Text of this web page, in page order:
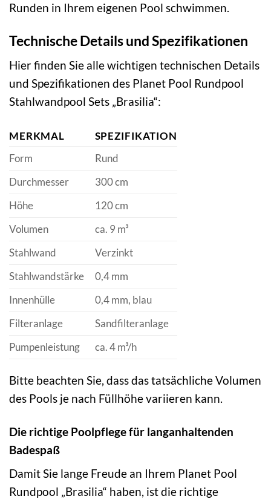
Runden in Ihrem eigenen Pool schwimmen.
Technische Details und Spezifikationen
Hier finden Sie alle wichtigen technischen Details
und Spezifikationen des Planet Pool Rundpool
Stahlwandpool Sets „Brasilia“:
MERKMAL
SPEZIFIKATION
Form
Rund
Durchmesser
300 cm
Höhe
120 cm
Volumen
ca. 9 m³
Stahlwand
Verzinkt
Stahlwandstärke
0,4 mm
Innenhülle
0,4 mm, blau
Filteranlage
Sandfilteranlage
Pumpenleistung
ca. 4 m³/h
Bitte beachten Sie, dass das tatsächliche Volumen
des Pools je nach Füllhöhe variieren kann.
Die richtige Poolpflege für langanhaltenden
Badespaß
Damit Sie lange Freude an Ihrem Planet Pool
Rundpool „Brasilia“ haben, ist die richtige